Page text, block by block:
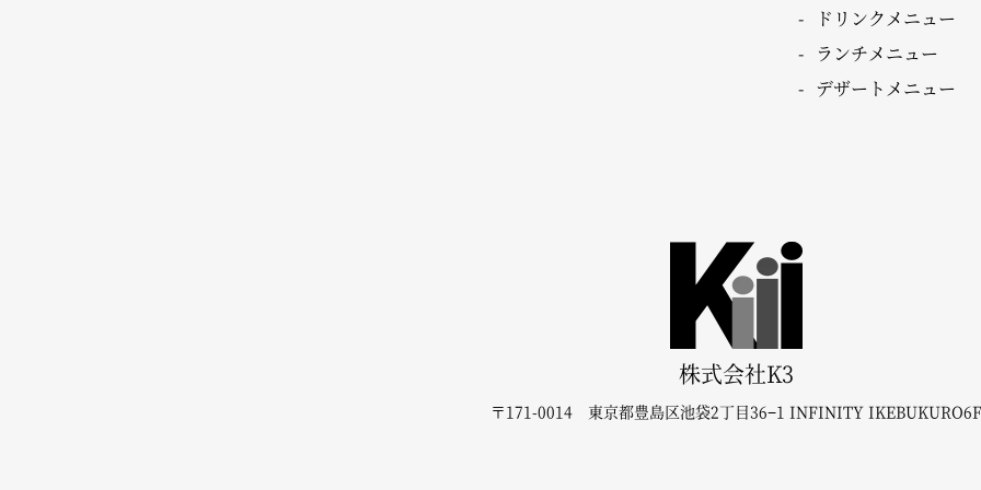
ドリンクメニュー
ランチメニュー
デザートメニュー
株式会社K3
〒171-0014 東京都豊島区池袋2丁目36−1 INFINITY IKEBUKURO6F